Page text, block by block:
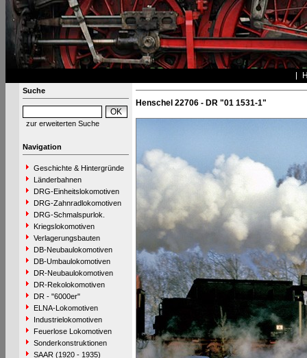
Suche
zur erweiterten Suche
Navigation
Geschichte & Hintergründe
Länderbahnen
DRG-Einheitslokomotiven
DRG-Zahnradlokomotiven
DRG-Schmalspurlok.
Kriegslokomotiven
Verlagerungsbauten
DB-Neubaulokomotiven
DB-Umbaulokomotiven
DR-Neubaulokomotiven
DR-Rekolokomotiven
DR - "6000er"
ELNA-Lokomotiven
Industrielokomotiven
Feuerlose Lokomotiven
Sonderkonstruktionen
SAAR (1920 - 1935)
Henschel 22706 - DR "01 1531-1"